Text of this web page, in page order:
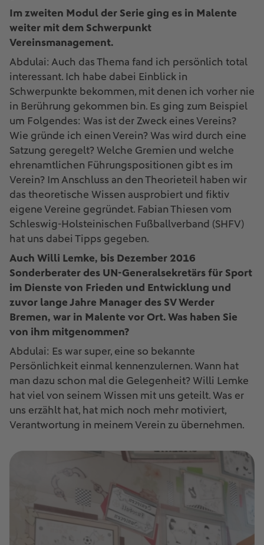
Im zweiten Modul der Serie ging es in Malente
weiter mit dem Schwerpunkt
Vereinsmanagement.
Abdulai: Auch das Thema fand ich persönlich total
interessant. Ich habe dabei Einblick in
Schwerpunkte bekommen, mit denen ich vorher nie
in Berührung gekommen bin. Es ging zum Beispiel
um Folgendes: Was ist der Zweck eines Vereins?
Wie gründe ich einen Verein? Was wird durch eine
Satzung geregelt? Welche Gremien und welche
ehrenamtlichen Führungspositionen gibt es im
Verein? Im Anschluss an den Theorieteil haben wir
das theoretische Wissen ausprobiert und fiktiv
eigene Vereine gegründet. Fabian Thiesen vom
Schleswig-Holsteinischen Fußballverband (SHFV)
hat uns dabei Tipps gegeben.
Auch Willi Lemke, bis Dezember 2016
Sonderberater des UN-Generalsekretärs für Sport
im Dienste von Frieden und Entwicklung und
zuvor lange Jahre Manager des SV Werder
Bremen, war in Malente vor Ort. Was haben Sie
von ihm mitgenommen?
Abdulai: Es war super, eine so bekannte
Persönlichkeit einmal kennenzulernen. Wann hat
man dazu schon mal die Gelegenheit? Willi Lemke
hat viel von seinem Wissen mit uns geteilt. Was er
uns erzählt hat, hat mich noch mehr motiviert,
Verantwortung in meinem Verein zu übernehmen.